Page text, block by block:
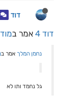
דוד
דוד 4 אמר ב
נחמן המלך אמר ב
גל נחמד ותו לא